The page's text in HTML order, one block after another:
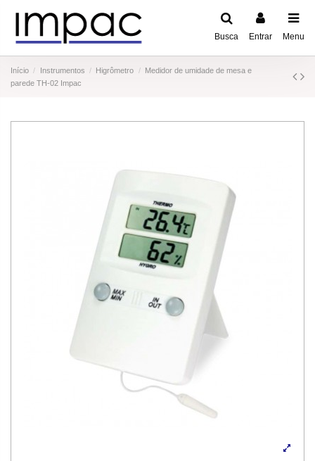
Busca Entrar Menu
Início Instrumentos Higrômetro
Medidor de umidade de mesa e
parede TH-02 Impac